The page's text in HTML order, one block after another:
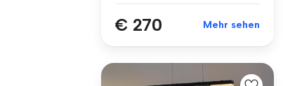
€ 270 Mehr sehen